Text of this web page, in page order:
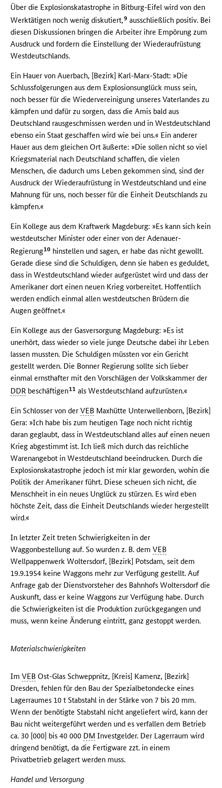
Über die Explosionskatastrophe in Bitburg-Eifel wird von den
Werktätigen noch wenig diskutiert,9 ausschließlich positiv. Bei
diesen Diskussionen bringen die Arbeiter ihre Empörung zum
Ausdruck und fordern die Einstellung der Wiederaufrüstung
Westdeutschlands.
Ein Hauer von Auerbach, [Bezirk] Karl-Marx-Stadt: »Die
Schlussfolgerungen aus dem Explosionsunglück muss sein,
noch besser für die Wiedervereinigung unseres Vaterlandes zu
kämpfen und dafür zu sorgen, dass die Amis bald aus
Deutschland rausgeschmissen werden und in Westdeutschland
ebenso ein Staat geschaffen wird wie bei uns.« Ein anderer
Hauer aus dem gleichen Ort äußerte: »Die sollen nicht so viel
Kriegsmaterial nach Deutschland schaffen, die vielen
Menschen, die dadurch ums Leben gekommen sind, sind der
Ausdruck der Wiederaufrüstung in Westdeutschland und eine
Mahnung für uns, noch besser für die Einheit Deutschlands zu
kämpfen.«
Ein Kollege aus dem Kraftwerk Magdeburg: »Es kann sich kein
westdeutscher Minister oder einer von der Adenauer-
Regierung10 hinstellen und sagen, er habe das nicht gewollt.
Gerade diese sind die Schuldigen, denn sie haben es geduldet,
dass in Westdeutschland wieder aufgerüstet wird und dass der
Amerikaner dort einen neuen Krieg vorbereitet. Hoffentlich
werden endlich einmal allen westdeutschen Brüdern die
Augen geöffnet.«
Ein Kollege aus der Gasversorgung Magdeburg: »Es ist
unerhört, dass wieder so viele junge Deutsche dabei ihr Leben
lassen mussten. Die Schuldigen müssten vor ein Gericht
gestellt werden. Die Bonner Regierung sollte sich lieber
einmal ernsthafter mit den Vorschlägen der Volkskammer der
DDR beschäftigen11 als Westdeutschland aufzurüsten.«
Ein Schlosser von derVEB Maxhütte Unterwellenborn, [Bezirk]
Gera: »Ich habe bis zum heutigen Tage noch nicht richtig
daran geglaubt, dass in Westdeutschland alles auf einen neuen
Krieg abgestimmt ist. Ich ließ mich durch das reichliche
Warenangebot in Westdeutschland beeindrucken. Durch die
Explosionskatastrophe jedoch ist mir klar geworden, wohin die
Politik der Amerikaner führt. Diese scheuen sich nicht, die
Menschheit in ein neues Unglück zu stürzen. Es wird eben
höchste Zeit, dass die Einheit Deutschlands wieder hergestellt
wird.«
In letzter Zeit treten Schwierigkeiten in der
Waggonbestellung auf. So wurden z. B. demVEB
Wellpappenwerk Woltersdorf, [Bezirk] Potsdam, seit dem
19.9.1954 keine Waggons mehr zur Verfügung gestellt. Auf
Anfrage gab der Dienstvorsteher des Bahnhofs Woltersdorf die
Auskunft, dass er keine Waggons zur Verfügung habe. Durch
die Schwierigkeiten ist die Produktion zurückgegangen und
muss, wenn keine Änderung eintritt, ganz gestoppt werden.
Materialschwierigkeiten
ImVEB Ost-Glas Schweppnitz, [Kreis] Kamenz, [Bezirk]
Dresden, fehlen für den Bau der Spezialbetondecke eines
Lagerraumes 10 t Stabstahl in der Stärke von 7 bis 20 mm.
Wenn der benötigte Stabstahl nicht angeliefert wird, kann der
Bau nicht weitergeführt werden und es verfallen dem Betrieb
ca. 30 [000] bis 40 000 DM Investgelder. Der Lagerraum wird
dringend benötigt, da die Fertigware zzt. in einem
Privatbetrieb gelagert werden muss.
Handel und Versorgung